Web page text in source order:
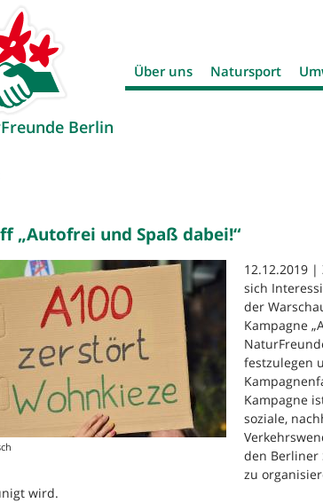
Berlin
Über uns Natursport
„Autofrei und Spaß dabei!“
12.12.2019
sich
der
Kampagne
festzulegen
Kampagne
soziale,
den Berliner
zu
wird.